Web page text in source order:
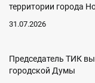
территории города
31.07.2026
Председатель ТИК
городской Думы